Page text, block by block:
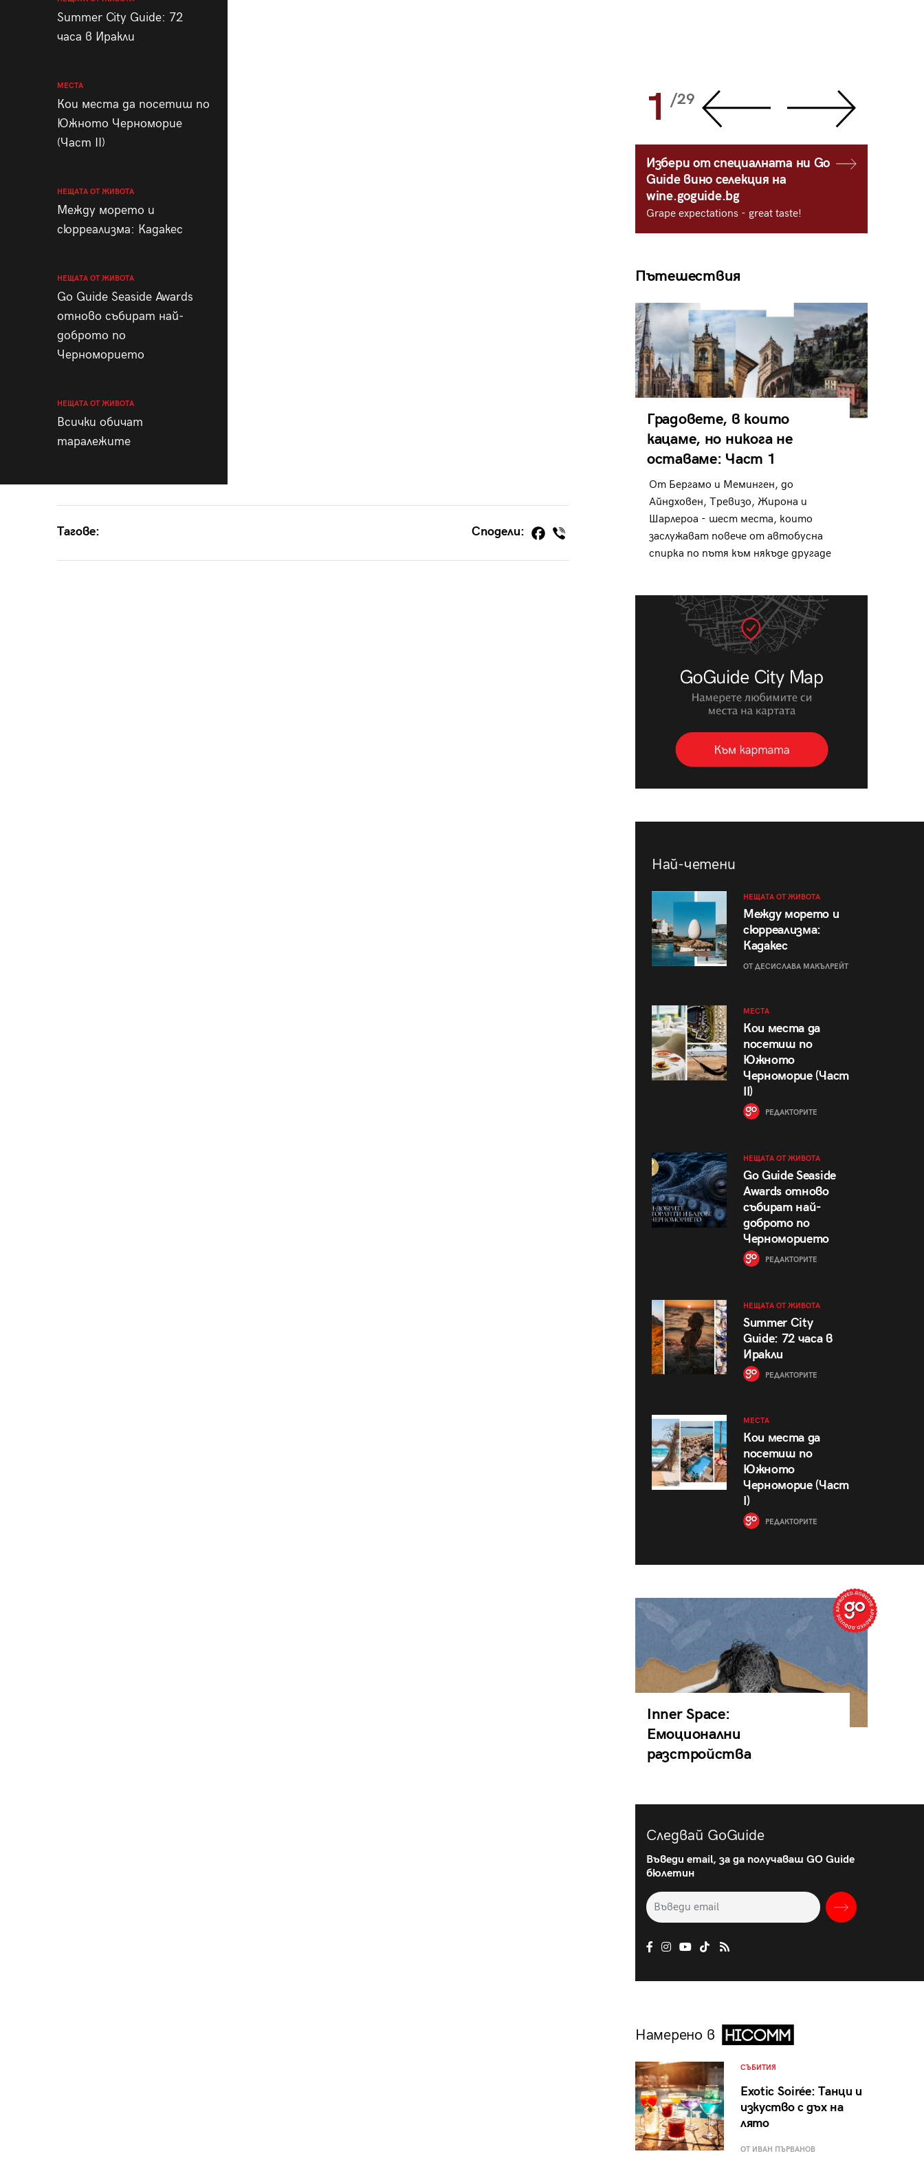
Summer City Guide: 72
часа в Иракли
МЕСТА
Кои места да посетиш по
Южното Черноморие
(Част II)
НЕЩАТА ОТ ЖИВОТА
Между морето и
сюрреализма: Кадакес
НЕЩАТА ОТ ЖИВОТА
Go Guide Seaside Awards
отново събират най-
доброто по
Черноморието
НЕЩАТА ОТ ЖИВОТА
Всички обичат
таралежите
Тагове: Сподели:
28/29 1 /29
Избери от специалната ни Go
Guide вино селекция на
wine.goguide.bg
Grape expectations - great taste!
Пътешествия
Градовете, в които
кацаме, но никога не
оставаме: Част 1
От Бергамо и Меминген, до
Айндховен, Тревизо, Жирона и
Шарлероа - шест места, които
заслужават повече от автобусна
спирка по пътя към някъде другаде
Най-четени
НЕЩАТА ОТ ЖИВОТА
Между морето и
сюрреализма:
Кадакес
ОТ ДЕСИСЛАВА МАКЪЛРЕЙТ
МЕСТА
Кои места да
посетиш по
Южното
Черноморие (Част
II)
РЕДАКТОРИТЕ
НЕЩАТА ОТ ЖИВОТА
Go Guide Seaside
Awards отново
събират най-
доброто по
Черноморието
РЕДАКТОРИТЕ
НЕЩАТА ОТ ЖИВОТА
Summer City
Guide: 72 часа в
Иракли
РЕДАКТОРИТЕ
МЕСТА
Кои места да
посетиш по
Южното
Черноморие (Част
I)
РЕДАКТОРИТЕ
Inner Space:
Емоционални
разстройства
Следвай GoGuide
Въведи email, за да получаваш GO Guide
бюлетин
Намерено в
СЪБИТИЯ
Exotic Soirée: Танци и
изкуство с дъх на
лято
ОТ ИВАН ПЪРВАНОВ